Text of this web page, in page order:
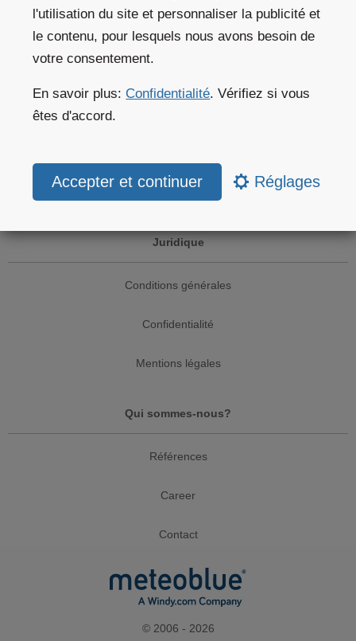
l'utilisation du site et personnaliser la publicité et
le contenu, pour lesquels nous avons besoin de
votre consentement.
En savoir plus:Confidentialité. Vérifiez si vous
êtes d'accord.
Réglages
Secteurs
Juridique
Conditions générales
Confidentialité
Mentions légales
Qui sommes-nous?
Références
Career
Contact
© 2006 - 2026